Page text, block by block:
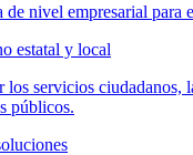
de nivel empresarial para
estatal y local
los servicios ciudadanos,
públicos.